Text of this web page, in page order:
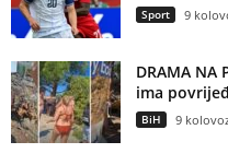
Sport 9
DRAMA NA
ima
BiH 9